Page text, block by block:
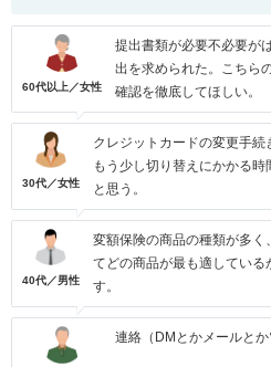
60代以上／女性
提出書類が必要不必要が
出を求められた。こちら
確認を徹底してほしい。
30代／女性
クレジットカードの変更手続
もう少し切り替えにかかる
と思う。
40代／男性
変額保険の商品の種類が多
てどの商品が最も適してい
す。
連絡（DMとかメールとか